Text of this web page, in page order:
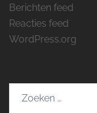
Berichten feed
Reacties feed
WordPress.org